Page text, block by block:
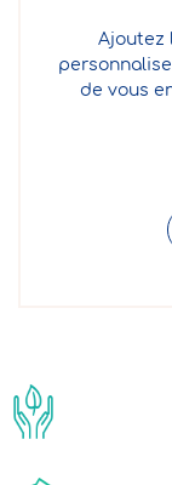
Ajoutez
de vous